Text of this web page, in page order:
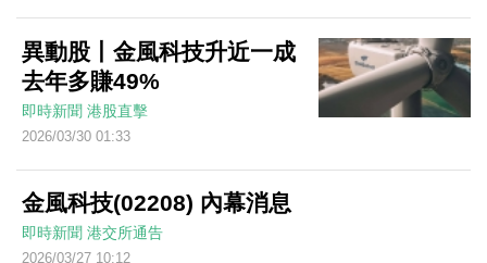
異動股丨金風科技升近一成
去年多賺49%
即時新聞 港股直擊
2026/03/30 01:33
金風科技(02208) 內幕消息
即時新聞 港交所通告
2026/03/27 10:12